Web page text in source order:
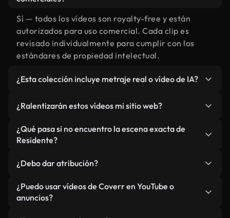
Sí — todos los vídeos son royalty-free y están
autorizados para uso comercial. Cada clip es
revisado individualmente para cumplir con los
estándares de propiedad intelectual.
¿Esta colección incluye metraje real o vídeo de IA?
relacionado con Residente y vídeos generados por
IA. Todo está claramente etiquetado.
¿Ralentizarán estos vídeos mi sitio web?
No si selecciona nuestras versiones optimizadas
para web, diseñadas específicamente para uso de
métricas como LCP.
¿Qué pasa si no encuentro la escena exacta de
Residente?
Studio. Describe la escena, como "Residente al
atardecer", y la IA la generará en segundos
conforme a nuestros estándares.
¿Debo dar atribución?
No es necesario. Todos los vídeos en nuestra
biblioteca son royalty-free, aunque siempre se
¿Puedo usar vídeos de Coverr en YouTube o
anuncios?